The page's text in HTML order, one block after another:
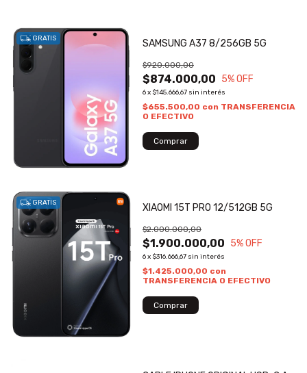
GRATIS SAMSUNG A37 8/256GB 5G
$874.000,00
$920.000,00
5% OFF
6x $145.666,67 sin interés
$655.500,00 con TRANSFERENCIA
O EFECTIVO
GRATIS XIAOMI 15T PRO 12/512GB 5G
$1.900.000,00
$2.000.000,00
5% OFF
6x $316.666,67 sin interés
$1.425.000,00 con
TRANSFERENCIA O EFECTIVO